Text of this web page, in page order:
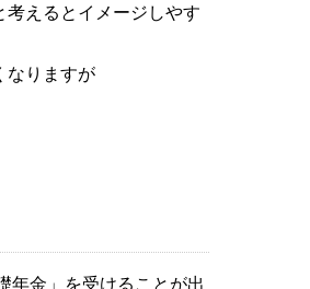
えるとイメージしやす
なりますが
年金」を受けることが出